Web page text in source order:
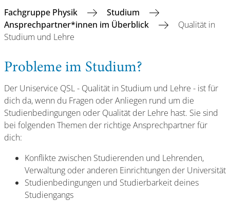
Fachgruppe Physik
Studium
Ansprechpartner*innen im Überblick
Qualität in
Studium und Lehre
Probleme im Studium?
Der Uniservice QSL - Qualität in Studium und Lehre - ist für
dich da, wenn du Fragen oder Anliegen rund um die
Studienbedingungen oder Qualität der Lehre hast. Sie sind
bei folgenden Themen der richtige Ansprechpartner für
dich:
Konflikte zwischen Studierenden und Lehrenden,
Verwaltung oder anderen Einrichtungen der Universität
Studienbedingungen und Studierbarkeit deines
Studiengangs